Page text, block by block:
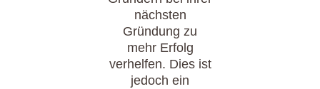
nächsten
Gründung zu
mehr Erfolg
verhelfen. Dies ist
jedoch ein